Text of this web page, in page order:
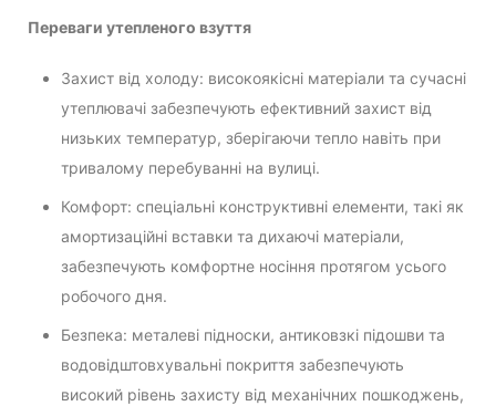
Переваги утепленого взуття
Захист від холоду: високоякісні матеріали та сучасні
утеплювачі забезпечують ефективний захист від
низьких температур, зберігаючи тепло навіть при
тривалому перебуванні на вулиці.
Комфорт: спеціальні конструктивні елементи, такі як
амортизаційні вставки та дихаючі матеріали,
забезпечують комфортне носіння протягом усього
робочого дня.
Безпека: металеві підноски, антиковзкі підошви та
водовідштовхувальні покриття забезпечують
високий рівень захисту від механічних пошкоджень,